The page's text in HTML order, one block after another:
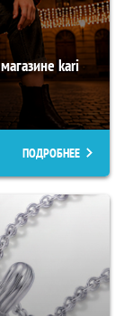
kari
ПОДРОБНЕЕ